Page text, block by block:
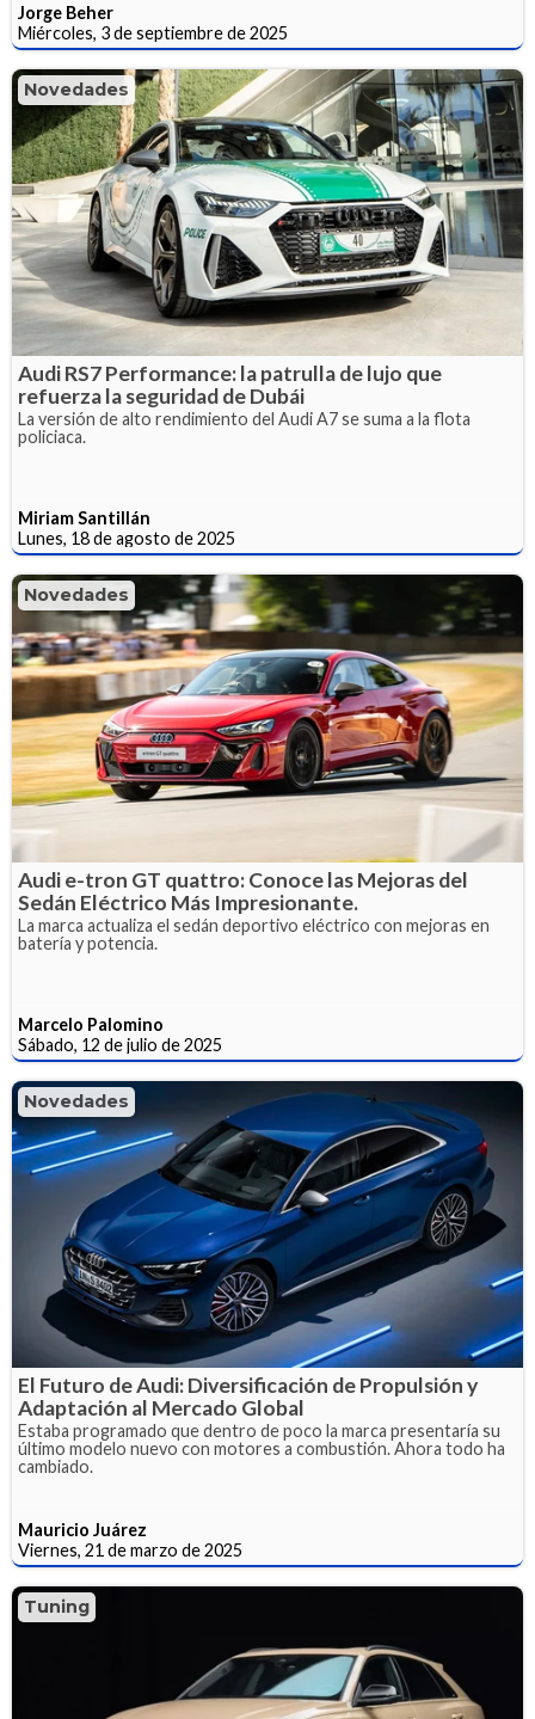
Jorge Beher
Miércoles, 3 de septiembre de 2025
Novedades
Audi RS7 Performance: la patrulla de lujo que
refuerza la seguridad de Dubái
La versión de alto rendimiento del Audi A7 se suma a la flota
policiaca.
Miriam Santillán
Lunes, 18 de agosto de 2025
Novedades
Audi e-tron GT quattro: Conoce las Mejoras del
Sedán Eléctrico Más Impresionante.
La marca actualiza el sedán deportivo eléctrico con mejoras en
batería y potencia.
Marcelo Palomino
Sábado, 12 de julio de 2025
Novedades
El Futuro de Audi: Diversificación de Propulsión y
Adaptación al Mercado Global
Estaba programado que dentro de poco la marca presentaría su
último modelo nuevo con motores a combustión. Ahora todo ha
cambiado.
Mauricio Juárez
Viernes, 21 de marzo de 2025
Tuning